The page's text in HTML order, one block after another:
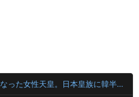
【ニュース】韓国メディア「幻となった女性天皇。日本皇族に韓半島の男の血が入る可能性がゼロに・・・」